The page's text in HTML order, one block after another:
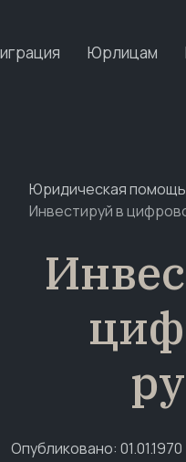
Юрлицам
Юридическая помощь
Инвестируй в
Опубликовано: 01.01.1970